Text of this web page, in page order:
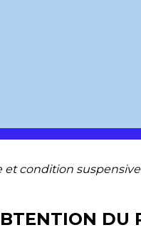
et condition suspensive
DU